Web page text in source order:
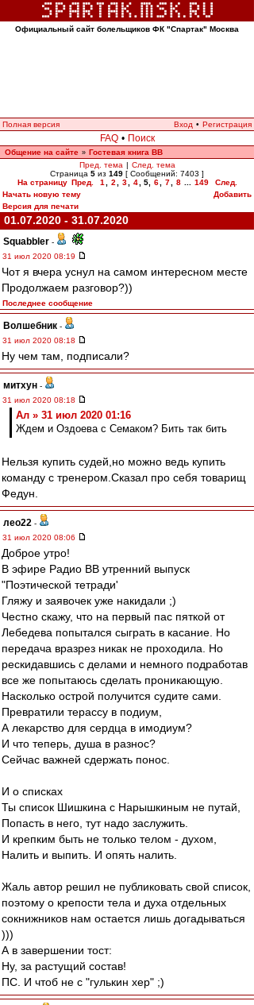
Официальный сайт болельщиков ФК "Спартак" Москва
Полная версия Вход • Регистрация
FAQ • Поиск
Общение на сайте » Гостевая книга ВВ
Пред. тема | След. тема
Страница 5 из 149 [ Сообщений: 7403 ]
На страницу Пред. 1 2 3 4 5, 6 7 8 149
След.
Начать новую тему
Добавить
Версия для печати
01.07.2020 - 31.07.2020
Squabbler -
31 июл 2020 08:19
Чот я вчера уснул на самом интересном месте
Продолжаем разговор?))
Последнее сообщение
Волшебник -
31 июл 2020 08:18
Ну чем там, подписали?
митхун -
31 июл 2020 08:18
Ал » 31 июл 2020 01:16
Ждем и Оздоева с Семаком? Бить так бить
Нельзя купить судей,но можно ведь купить
команду с тренером.Сказал про себя товарищ
Федун.
лео22 -
31 июл 2020 08:06
Доброе утро!
В эфире Радио ВВ утренний выпуск
"Поэтической тетради'
Гляжу и заявочек уже накидали ;)
Честно скажу, что на первый пас пяткой от
Лебедева попытался сыграть в касание. Но
передача вразрез никак не проходила. Но
рескидавшись с делами и немного подработав
все же попытаюсь сделать проникающую.
Насколько острой получится судите сами.
Превратили терассу в подиум,
А лекарство для сердца в имодиум?
И что теперь, душа в разнос?
Сейчас важней сдержать понос.
И о списках
Ты список Шишкина с Нарышкиным не путай,
Попасть в него, тут надо заслужить.
И крепким быть не только телом - духом,
Налить и выпить. И опять налить.
Жаль автор решил не публиковать свой список,
поэтому о крепости тела и духа отдельных
сокнижников нам остается лишь догадываться
)))
А в завершении тост:
Ну, за растущий состав!
ПС. И чтоб не с "гулькин хер" ;)